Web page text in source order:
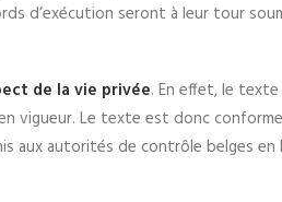
d’exécution seront à leur tour
de la vie privée. En effet, le
vigueur. Le texte est donc
aux autorités de contrôle belges